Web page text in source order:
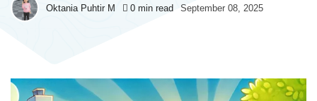
Oktania Puhtir M 0 min read September 08, 2025